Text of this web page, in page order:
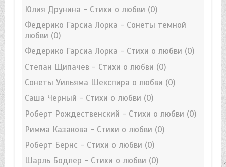
Юлия Друнина - Стихи о любви (0)
Федерико Гарсиа Лорка - Сонеты темной
любви (0)
Федерико Гарсиа Лорка - Стихи о любви (0)
Степан Щипачев - Стихи о любви (0)
Сонеты Уильяма Шекспира о любви (0)
Саша Черный - Стихи о любви (0)
Роберт Рождественский - Стихи о любви (0)
Римма Казакова - Стихи о любви (0)
Роберт Бернс - Стихи о любви (0)
Шарль Бодлер - Стихи о любви (0)